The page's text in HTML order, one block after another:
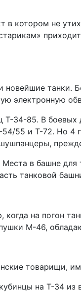
котором не
танки.
электронную
34-85. В боевых
55 и Т-72. Но
в башне для
танковой
на погон
М-46,
товарищи,
на Т-34